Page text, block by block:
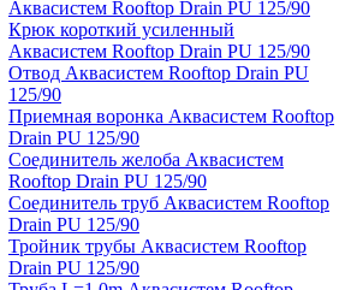
Аквасистем Rooftop Drain PU 125/90
Крюк короткий усиленный
Аквасистем Rooftop Drain PU 125/90
Отвод Аквасистем Rooftop Drain PU
125/90
Приемная воронка Аквасистем Rooftop
Drain PU 125/90
Соединитель желоба Аквасистем
Rooftop Drain PU 125/90
Соединитель труб Аквасистем Rooftop
Drain PU 125/90
Тройник трубы Аквасистем Rooftop
Drain PU 125/90